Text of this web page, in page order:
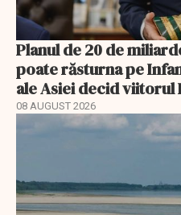
Planul de 20 de
poate răsturna pe
ale Asiei decid viitorul
08 AUGUST 2026